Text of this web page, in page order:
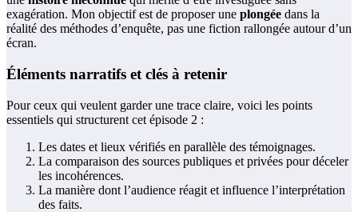
exagération. Mon objectif est de proposer une plongée dans la
réalité des méthodes d’enquête, pas une fiction rallongée autour d’un
écran.
Éléments narratifs et clés à retenir
Pour ceux qui veulent garder une trace claire, voici les points
essentiels qui structurent cet épisode 2 :
Les dates et lieux vérifiés en parallèle des témoignages.
La comparaison des sources publiques et privées pour déceler
les incohérences.
La manière dont l’audience réagit et influence l’interprétation
des faits.